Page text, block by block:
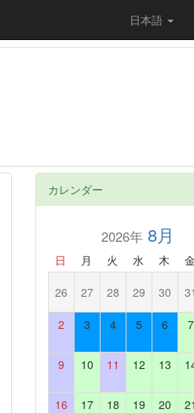
日本語
カレンダー
2026年 8月
日 月 火 水 木 金
26 27 28 29 30 31
2 3 4 5 6 7
9 10 11 12 13
16 17 18 19 20 21